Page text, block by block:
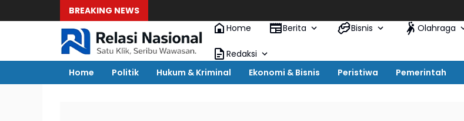
BREAKING NEWS
Home
Berita Bisnis Olahraga
Redaksi
Home
Politik Hukum & Kriminal Ekonomi & Bisnis Peristiwa Pemerintah